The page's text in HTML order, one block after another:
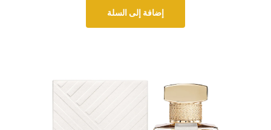
إضافة إلى السلة